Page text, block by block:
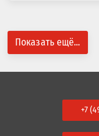
Показать ещё...
+7